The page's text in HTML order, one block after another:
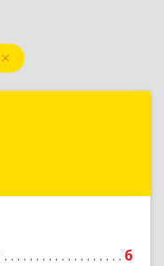
6
Подробнее